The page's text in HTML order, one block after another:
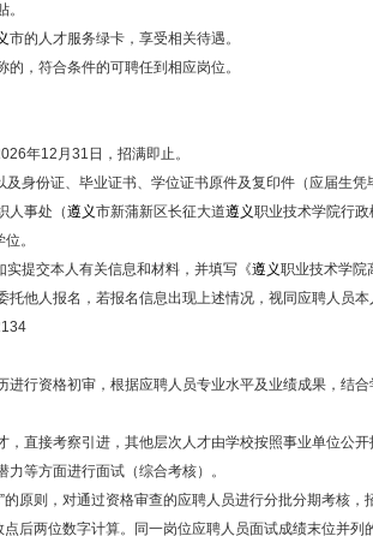
。
市的人才服务绿卡，享受相关待遇。
的，符合条件的可聘任到相应岗位。
年12月31日，招满即止。
及身份证、毕业证书、学位证书原件及复印件（应届生
人事处（遵义市新蒲新区长征大道遵义职业技术学院行
。
实提交本人有关信息和材料，并填写《遵义职业技术学院
托他人报名，若报名信息出现上述情况，视同应聘人员
进行资格初审，根据应聘人员专业水平及业绩成果，结
，直接考察引进，其他层次人才由学校按照事业单位公
力等方面进行面试（综合考核）。
的原则，对通过资格审查的应聘人员进行分批分期考核
点后两位数字计算。同一岗位应聘人员面试成绩末位并